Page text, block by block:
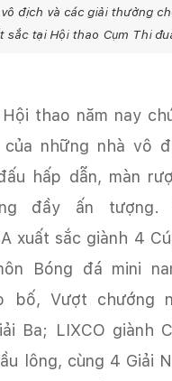
địch và các giải thưởng
sắc tại Hội thao Cụm Thi
thao năm nay
của những nhà vô
hấp dẫn, màn
đầy ấn tượng.
xuất sắc giành 4
Bóng đá mini
bố, Vượt chướng
Ba; LIXCO giành
lông, cùng 4 Giải